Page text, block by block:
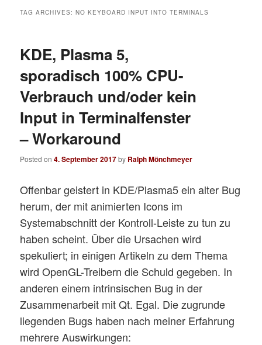
TAG ARCHIVES:NO KEYBOARD INPUT INTO TERMINALS
KDE, Plasma 5,
sporadisch 100% CPU-
Verbrauch und/oder kein
Input in Terminalfenster
– Workaround
Posted on4. September 2017by Ralph Mönchmeyer
Offenbar geistert in KDE/Plasma5 ein alter Bug
herum, der mit animierten Icons im
Systemabschnitt der Kontroll-Leiste zu tun zu
haben scheint. Über die Ursachen wird
spekuliert; in einigen Artikeln zu dem Thema
wird OpenGL-Treibern die Schuld gegeben. In
anderen einem intrinsischen Bug in der
Zusammenarbeit mit Qt. Egal. Die zugrunde
liegenden Bugs haben nach meiner Erfahrung
mehrere Auswirkungen: